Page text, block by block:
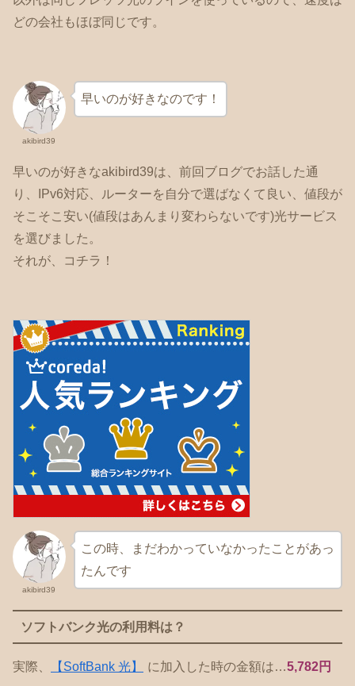
どの会社もほぼ同じです。
akibird39
早いのが好きなのです！
早いのが好きなakibird39は、前回ブログでお話した通
り、IPv6対応、ルーターを自分で選ばなくて良い、値段が
そこそこ安い(値段はあんまり変わらないです)光サービス
を選びました。
それが、コチラ！
akibird39
この時、まだわかっていなかったことがあっ
たんです
ソフトバンク光の利用料は？
実際、 【SoftBank 光】 に加入した時の金額は…5,782円